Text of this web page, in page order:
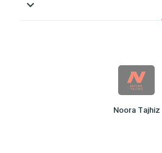
Noora Tajhiz